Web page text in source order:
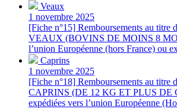
Veaux
1 novembre 2025
[Fiche n°15] Remboursements au titre
VEAUX (BOVINS DE MOINS 8
l’union Européenne (hors France) ou
Caprins
1 novembre 2025
[Fiche n°18] Remboursements au titre
CAPRINS (DE 12 KG ET PLUS DE
expédiées vers l’union Européenne